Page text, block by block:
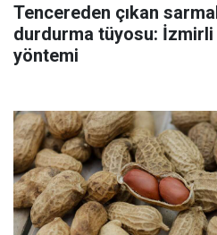
Tencereden çıkan
durdurma tüyosu:
yöntemi